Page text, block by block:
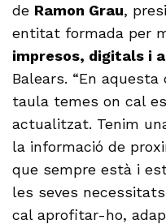
de Ramon Grau,
entitat formada per
impresos, digitals i
Balears. “En
taula temes on cal
actualitzat. Tenim
la informació de
que sempre està i
les seves
cal aprofitar-ho,